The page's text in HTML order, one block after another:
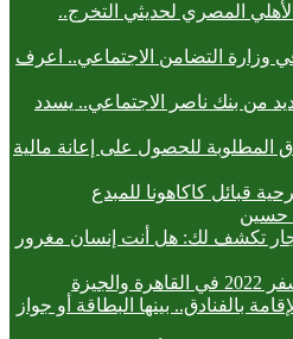
المصري لحديثي التخرج..
في وزارة التضامن الاجتماعي.. اعرف
من بنك ناصر الاجتماعي.. يسدد
المطلوبة للحصول على إعانة مالية
قبائل كاكاهونا للمبدع
حسين
تكشف لك: هل أنت إنسان مغرور
بالفنادق.. بينها البطاقة أو جواز